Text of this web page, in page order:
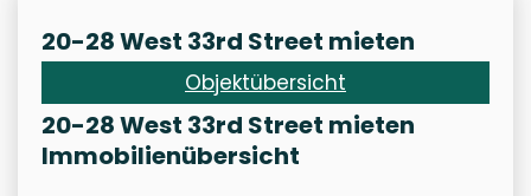
20-28 West 33rd Street mieten
Objektübersicht
20-28 West 33rd Street mieten
Immobilienübersicht